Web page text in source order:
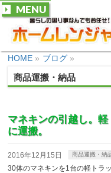
MENU
HOME » ブログ »
商品運搬・納品
マネキンの引越し。
に運搬。
2016年12月15日 商品運搬・納
30体のマネキンを1台の軽トラ